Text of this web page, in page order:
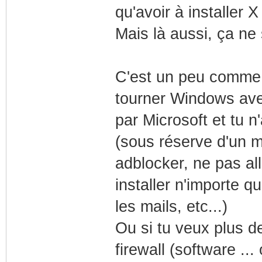
qu'avoir à installer
Mais là aussi, ça
C'est un peu
tourner Windows
par Microsoft et tu
(sous réserve d'un
adblocker, ne pas
installer n'importe
les mails, etc...)
Ou si tu veux plus
firewall (software ...